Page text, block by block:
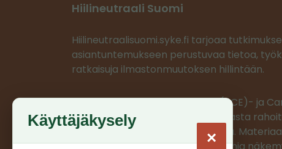
Hiilineutraali Suomi
Hiilineutraalisuomi.syke.fi tarjoaa
asiantuntemukseen perustuvaa tietoa,
ratkaisuja ilmastonmuutoksen hillintään.
Ilmastoratkaisujen vauhdittaja (ACE)- ja
projektit saavat EU:n LIFE-ohjelmasta
projektien materiaalit on tuotettu.
edustaa ainoastaan projektien omia
Käyttäjäkysely
×